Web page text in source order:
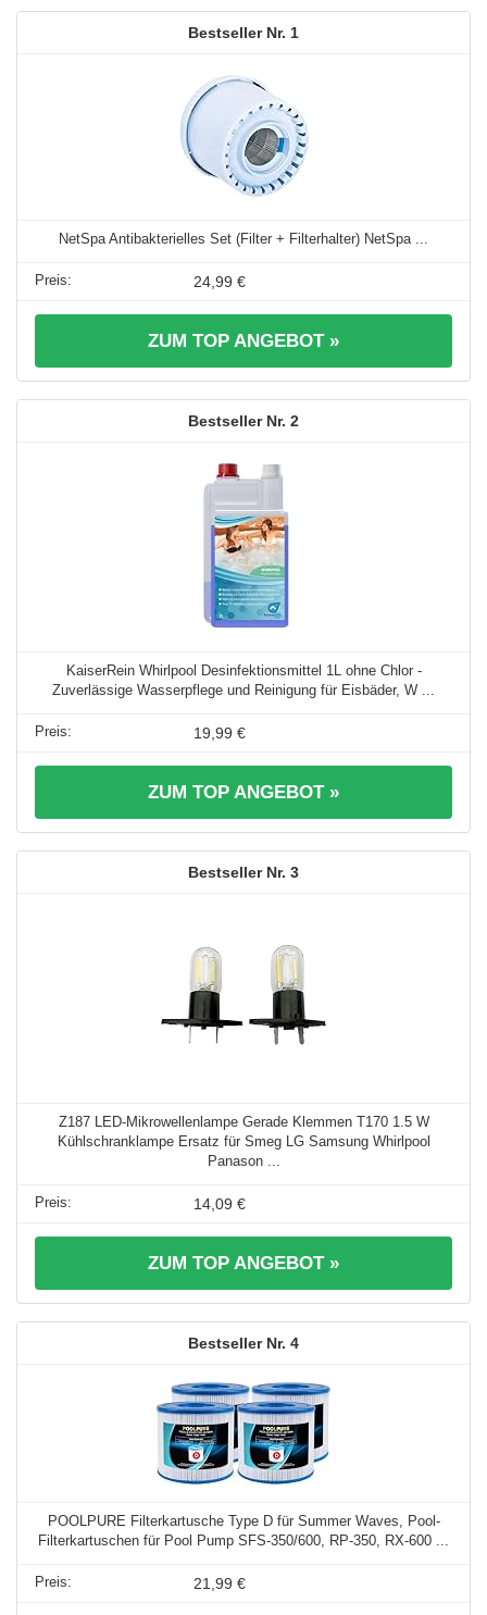
1
NetSpa Antibakterielles Set (Filter + Filterhalter) NetSpa ...
24,99 €
ZUM TOP ANGEBOT »
2
KaiserRein Whirlpool Desinfektionsmittel 1L ohne Chlor -
Zuverlässige Wasserpflege und Reinigung für Eisbäder, W ...
19,99 €
ZUM TOP ANGEBOT »
3
Z187 LED-Mikrowellenlampe Gerade Klemmen T170 1.5 W
Kühlschranklampe Ersatz für Smeg LG Samsung Whirlpool
Panason ...
14,09 €
ZUM TOP ANGEBOT »
4
POOLPURE Filterkartusche Type D für Summer Waves, Pool-
Filterkartuschen für Pool Pump SFS-350/600, RP-350, RX-600 ...
21,99 €